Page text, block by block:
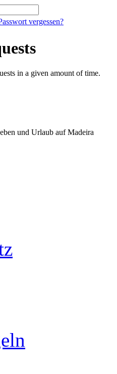
vergessen?
und Urlaub auf Madeira